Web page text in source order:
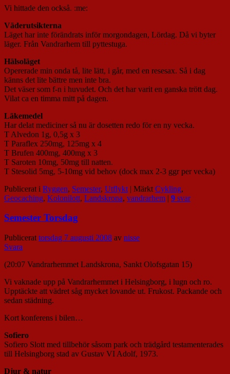
Vi hittade den också. :me:
Väderutsikterna
Läget har inte förändrats inför morgondagen, Lördag. Då vi byter
läger. Från Vandrarhem till pyttestuga.
Hälsoläget
Opererade min onda tå, lite lätt, i går, med en resesax. Så i dag
känns det lite bättre men inte bra.
Det väser som f-n i huvudet. Och det har varit en ganska trött dag.
Vilat ca en timma mitt på dagen.
Läkemedel
Har delat mediciner så nu är dosetten redo för en ny vecka.
T Alvedon 1g, 0,5g x 3
T Paraflex 250mg, 125mg x 4
T Brufen 400mg, 400mg x 3
T Saroten 10mg, 50mg till natten.
T Stesolid 5mg, 5-10mg vid behov (dock max 2-3 ggr per vecka)
Publicerat i Ryggen, Semester, Utflykt | Märkt Cykling,
Geocaching, Kolonilott, Landskrona, vandrarhem | 9 svar
Semester Torsdag
Publicerat torsdag 7 augusti 2008 av nisse
Svara
(20:07 Vandrarhemmet Landskrona, Sankt Olofsgatan 15)
Vi vaknade upp på Vandrarhemmet i Helsingborg, i lugn och ro.
Upptäckte att vädret såg mycket lovande ut. Frukost. Packande och
sedan städning.
Kort konferens i bilen…
Sofiero
Sofiero Slott med tillbehör såsom park och trädgård testamenterades
till Helsingborg stad av Gustav VI Adolf, 1973.
Djur & natur